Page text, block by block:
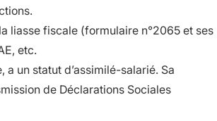
liasse fiscale (formulaire n°2065 et ses
etc.
un statut d’assimilé-salarié. Sa
de Déclarations Sociales